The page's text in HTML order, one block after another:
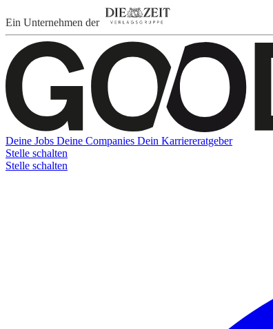
Ein Unternehmen der
Deine Jobs Deine Companies Dein Karriereratgeber
Stelle schalten
Stelle schalten